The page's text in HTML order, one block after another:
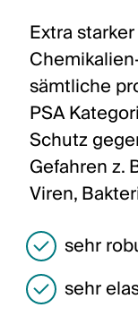
Extra
sämtliche
PSA
Schutz
Gefahren z.
Viren,
sehr
sehr